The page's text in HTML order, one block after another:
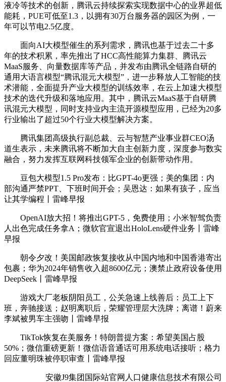
液冷等技术的创新，腾讯云持续探索实现数据中心的业界超低
能耗，PUE可低至1.3，以拥有30万台服务器的园区为例，一
年可以节电2.5亿度。
面向AI大模型催生的系列需求，腾讯也基于过去二十多
年的技术积累，率先推出了HCC高性能算力集群、腾讯云
MaaS服务、向量数据库等产品，并发布由腾讯全链路自研的
通用大语言模型“腾讯混元大模型”，进一步释放人工智能的技
术潜能，全面提升产业大模型的训练效率，在云上加速大模型
技术的迭代升级和落地应用。其中，腾讯云MaaS基于自研腾
讯混元大模型，同时支持业内主流开源模型应用，已经为20多
行业输出了超过50个行业大模型解决方案。
腾讯集团高级执行副总裁、云与智慧产业事业群CEO汤
道生表示，未来腾讯将不断加大自主创新力度，深度参与数实
融合，努力发挥互联网科技领军企业的创新带动作用。
豆包大模型1.5 Pro发布：比GPT-4o更强；美的集团：内
部沟通严禁PPT、下班时间开会；吴恩达：如果有孩子，应当
让其学编程丨雷峰早报
OpenAI放大招！将推出GPT-5，免费使用；小米智驾负责
人出色完成任务拿A；微软官宣退出HoloLens硬件业务丨雷峰
早报
朝令夕改！美国邮政恢复接收从中国内地和中国香港寄出
包裹；华为2024年销售收入超8600亿元；澳禁止政府设备使用
DeepSeek丨雷峰早报
游戏大厂老板阴阳员工，公关急速上线善后：员工上下
班，奔驰接送；赵明离职后，荣耀管理层大洗牌；离谱！蔚来
李斌被男车主强吻丨雷峰早报
TikTok恢复在美服务！特朗普提方案：希望美国占股
50%；微信重磅更新！微信语音通话可用系统电话接听；格力
回应董明珠被停职审查丨雷峰早报
安徽J9集团国际站官网人口健康信息技术有限公司